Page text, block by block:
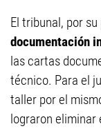
El tribunal, por
documentación
las cartas
técnico. Para el
taller por el
lograron eliminar